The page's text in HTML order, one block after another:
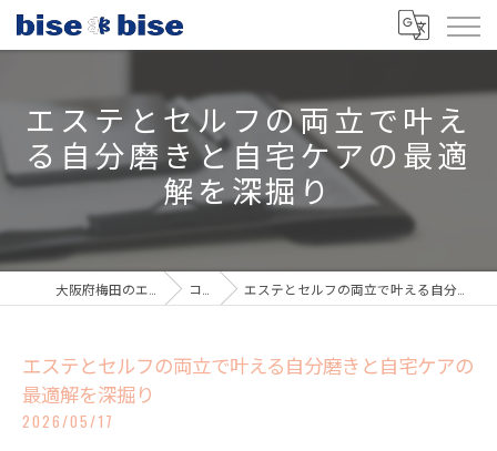
エステとセルフの両立で叶え
る自分磨きと自宅ケアの最適
解を深掘り
大阪府梅田のエステならbisebise コラム エステとセルフの両立で叶える自分磨きと自宅ケアの最適解を深掘り
エステとセルフの両立で叶える自分磨きと自宅ケアの
最適解を深掘り
2026/05/17